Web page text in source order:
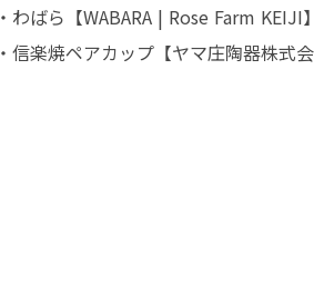
・わばら【WABARA | Rose Farm KEIJI
・信楽焼ペアカップ【ヤマ庄陶器株式